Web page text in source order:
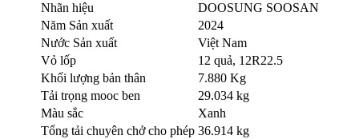
Nhãn hiệu
DOOSUNG SOOSAN
Năm Sản xuất
2024
Nước Sản xuất
Việt Nam
Vỏ lốp
12 quả, 12R22.5
Khối lượng bản thân
7.880 Kg
Tải trọng mooc ben
29.034 kg
Màu sắc
Xanh
Tổng tải chuyên chở cho phép 36.914 kg